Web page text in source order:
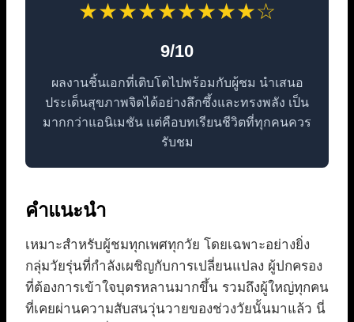
★★★★★★★★★☆
9/10
ผลงานชิ้นเอกที่เติบโตไปพร้อมกับผู้ชม นำเสนอ
ประเด็นสุขภาพจิตได้อย่างลึกซึ้งและทรงพลัง เป็น
มากกว่าแอนิเมชัน แต่คือบทเรียนชีวิตที่ทุกคนควร
รับชม
คำแนะนำ
เหมาะสำหรับผู้ชมทุกเพศทุกวัย โดยเฉพาะอย่างยิ่ง
กลุ่มวัยรุ่นที่กำลังเผชิญกับการเปลี่ยนแปลง ผู้ปกครอง
ที่ต้องการเข้าใจบุตรหลานมากขึ้น รวมถึงผู้ใหญ่ทุกคน
ที่เคยผ่านความสับสนวุ่นวายของช่วงวัยนั้นมาแล้ว นี่